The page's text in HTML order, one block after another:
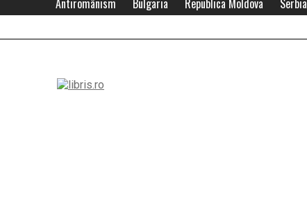
Antiromânism Bulgaria Republica Moldova Serbia
Left
Asides